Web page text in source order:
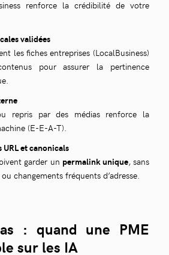
renforce la crédibilité de votre
validées
les fiches entreprises (LocalBusiness)
pour assurer la pertinence
repris par des médias renforce la
(E-E-A-T).
URL et canonicals
garder un permalink unique, sans
changements fréquents d’adresse.
: quand une PME
sur les IA